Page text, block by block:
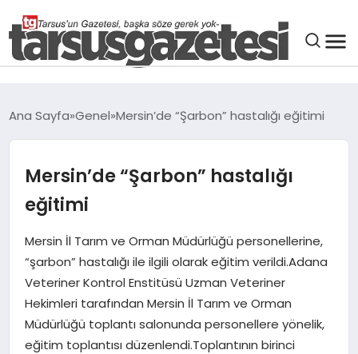
SPOR
ASAYIŞ
SIYASET
EKONOMI
Ana Sayfa Genel Mersin’de “Şarbon” hastalığı eğitimi
Mersin’de “Şarbon” hastalığı
eğitimi
Mersin İl Tarım ve Orman Müdürlüğü personellerine,
“şarbon” hastalığı ile ilgili olarak eğitim verildi.Adana
Veteriner Kontrol Enstitüsü Uzman Veteriner
Hekimleri tarafından Mersin İl Tarım ve Orman
Müdürlüğü toplantı salonunda personellere yönelik,
eğitim toplantısı düzenlendi.Toplantının birinci